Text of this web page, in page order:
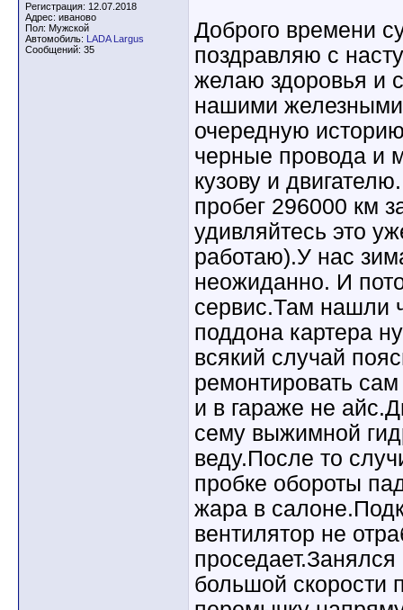
Регистрация: 12.07.2018
Адрес: иваново
Пол: Мужской
Автомобиль: LADA Largus
Сообщений: 35
Доброго времени
поздравляю с
желаю здоровья и
нашими
очередную
черные провода и
кузову и
пробег 296000 км
удивляйтесь это
работаю).У нас
неожиданно. И
сервис.Там нашли
поддона картера
всякий случай
ремонтировать
и в гараже не
сему выжимной
веду.После то
пробке обороты
жара в
вентилятор не
большой скорости